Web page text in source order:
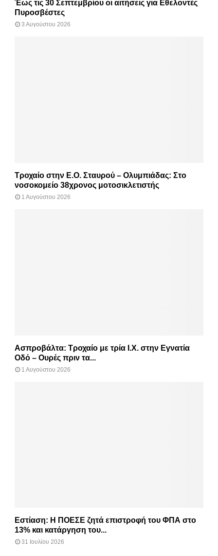
Έως τις 30 Σεπτεμβρίου οι αιτήσεις για Εθελοντές
Πυροσβέστες
3 Αυγούστου 2026
Τροχαίο στην Ε.Ο. Σταυρού – Ολυμπιάδας: Στο
νοσοκομείο 38χρονος μοτοσικλετιστής
1 Αυγούστου 2026
Ασπροβάλτα: Τροχαίο με τρία Ι.Χ. στην Εγνατία
Οδό – Ουρές πριν τα...
1 Αυγούστου 2026
Εστίαση: Η ΠΟΕΣΕ ζητά επιστροφή του ΦΠΑ στο
13% και κατάργηση του...
31 Ιουλίου 2026